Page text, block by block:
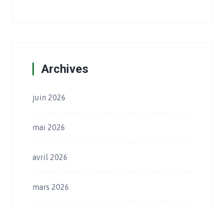
Archives
juin 2026
mai 2026
avril 2026
mars 2026